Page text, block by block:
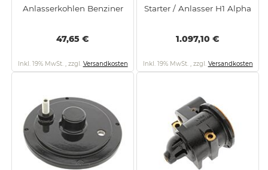
Anlasserkohlen Benziner
47,65 €
Inkl. 19% MwSt. , zzgl. Versandkosten
Starter / Anlasser H1 Alpha
1.097,10 €
Inkl. 19% MwSt. , zzgl. Versandkosten